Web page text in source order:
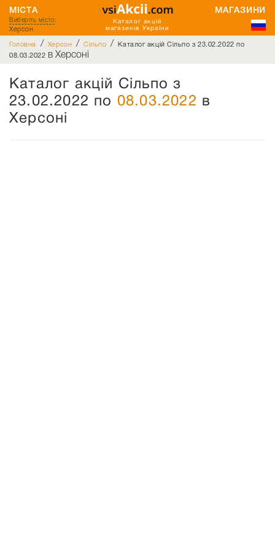
Каталог акцій
магазинів України
МІСТА МАГАЗИНИ
Виберіть місто:
Херсон
Головна / Херсон / Сiльпо / Каталог акцій Сiльпо з 23.02.2022 по
08.03.2022 в Херсоні
Каталог акцій Сiльпо з
23.02.2022 по 08.03.2022 в
Херсоні